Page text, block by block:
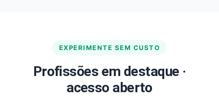
EXPERIMENTE SEM CUSTO
Profissões em destaque ·
acesso aberto